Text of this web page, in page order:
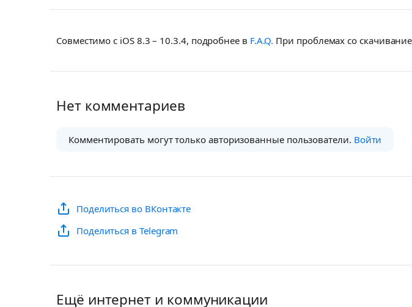
Совместимо с iOS 8.3 – 10.3.4, подробнее в F.A.Q. При проблемах со
Нет комментариев
Комментировать могут только авторизованные пользователи. Войти
Поделиться во ВКонтакте
Поделиться в Telegram
Ещё интернет и коммуникации